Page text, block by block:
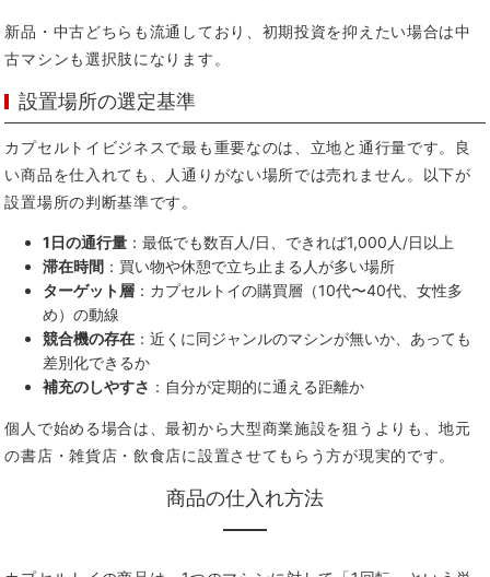
新品・中古どちらも流通しており、初期投資を抑えたい場合は中
古マシンも選択肢になります。
設置場所の選定基準
カプセルトイビジネスで最も重要なのは、立地と通行量です。良
い商品を仕入れても、人通りがない場所では売れません。以下が
設置場所の判断基準です。
1日の通行量 ：最低でも数百人/日、できれば1,000人/日以上
滞在時間 ：買い物や休憩で立ち止まる人が多い場所
ターゲット層 ：カプセルトイの購買層（10代〜40代、女性多
め）の動線
競合機の存在 ：近くに同ジャンルのマシンが無いか、あっても
差別化できるか
補充のしやすさ ：自分が定期的に通える距離か
個人で始める場合は、最初から大型商業施設を狙うよりも、地元
の書店・雑貨店・飲食店に設置させてもらう方が現実的です。
商品の仕入れ方法